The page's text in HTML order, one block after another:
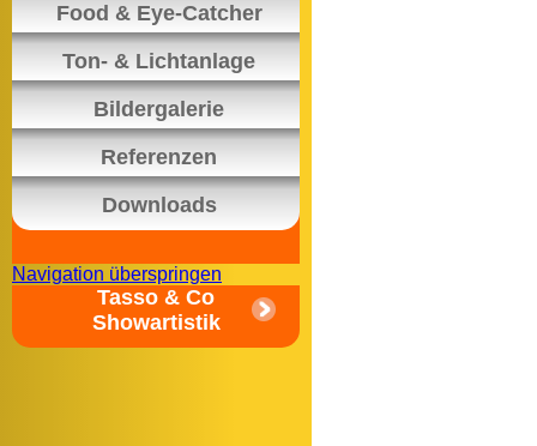
Food & Eye-Catcher
Ton- & Lichtanlage
Bildergalerie
Referenzen
Downloads
Navigation überspringen
Tasso & Co
Showartistik